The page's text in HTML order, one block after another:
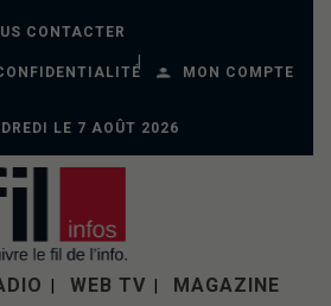
CONTACTER
MON COMPTE
LE 7 AOÛT 2026
WEB TV MAGAZINE